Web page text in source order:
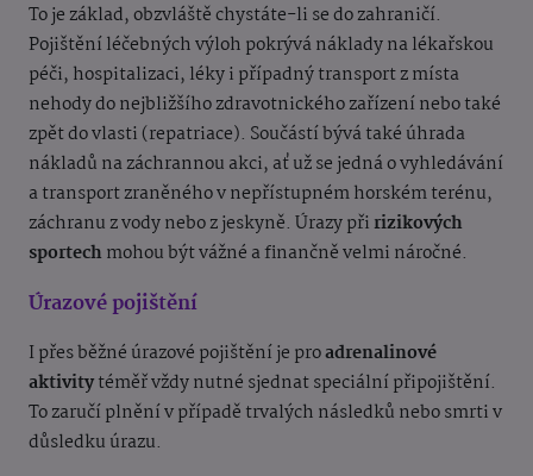
To je základ, obzvláště chystáte-li se do zahraničí.
Pojištění léčebných výloh pokrývá náklady na lékařskou
péči, hospitalizaci, léky i případný transport z místa
nehody do nejbližšího zdravotnického zařízení nebo také
zpět do vlasti (repatriace). Součástí bývá také úhrada
nákladů na záchrannou akci, ať už se jedná o vyhledávání
a transport zraněného v nepřístupném horském terénu,
záchranu z vody nebo z jeskyně. Úrazy přirizikových
sportechmohou být vážné a finančně velmi náročné.
Úrazové pojištění
I přes běžné úrazové pojištění je proadrenalinové
aktivitytéměř vždy nutné sjednat speciální připojištění.
To zaručí plnění v případě trvalých následků nebo smrti v
důsledku úrazu.